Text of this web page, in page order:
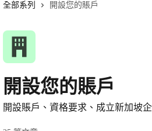
全部系列 開設您的賬戶
開設您的賬戶
開設賬戶、資格要求、成立新加坡